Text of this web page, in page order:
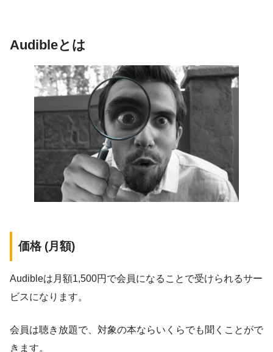
Audibleとは
価格 (月額)
Audibleは月額1,500円で会員になることで受けられるサー
ビスになります。
会員は聴き放題で、対象の本ならいくらでも聞くことがで
きます。